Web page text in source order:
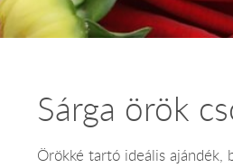
Sárga örök
Örökké tartó ideális ajándék,